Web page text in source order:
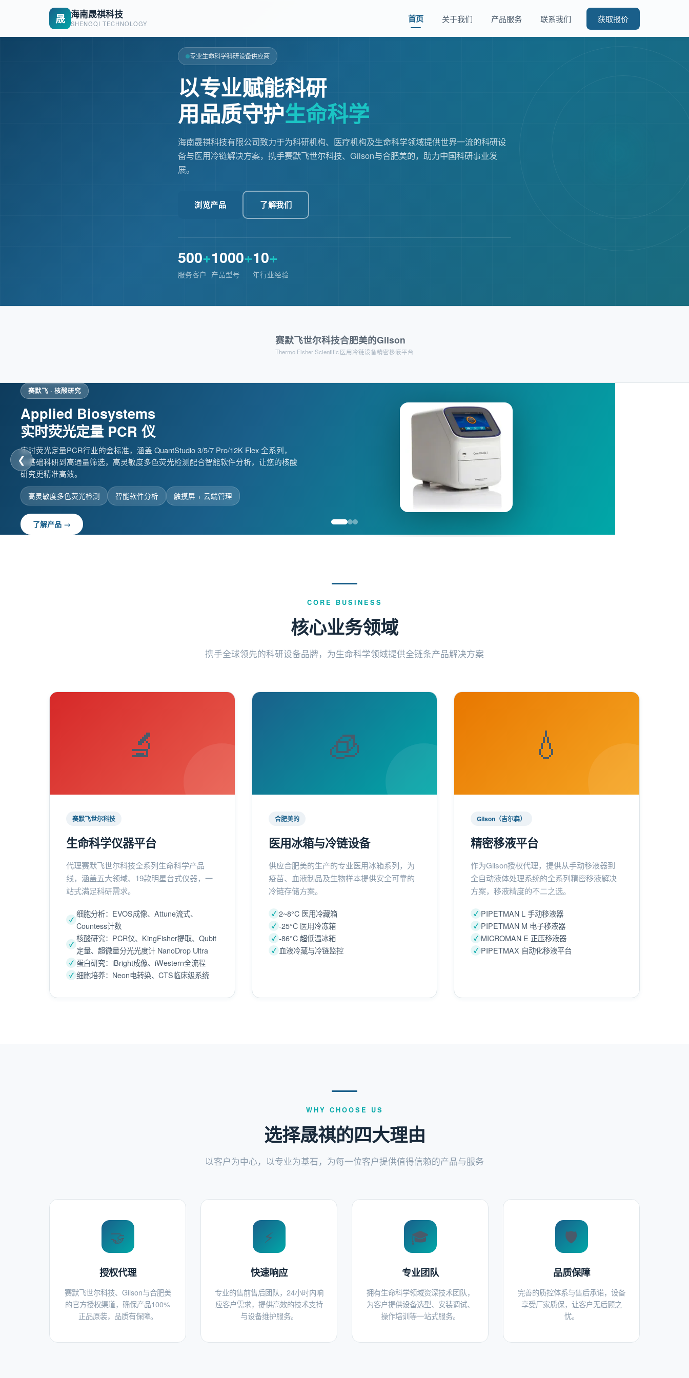
晟 海南晟祺科技
SHENGQI TECHNOLOGY 首页 关于我们 产品服务 联系我们 获取报价
专业生命科学科研设备供应商
以专业赋能科研
用品质守护生命科学
海南晟祺科技有限公司致力于为科研机构、医疗机构及生命科学领域提供世界一流的科研设
备与医用冷链解决方案，携手赛默飞世尔科技、Gilson与合肥美的，助力中国科研事业发
展。
浏览产品 了解我们
500+
服务客户
1000+
产品型号
10+
年行业经验
赛默飞世尔科技
Thermo Fisher Scientific
合肥美的
医用冷链设备
Gilson
精密移液平台
赛默飞 · 核酸研究
Applied Biosystems
实时荧光定量 PCR 仪
实时荧光定量PCR行业的金标准，涵盖 QuantStudio 3/5/7 Pro/12K Flex 全系列，
从基础科研到高通量筛选，高灵敏度多色荧光检测配合智能软件分析，让您的核酸
研究更精准高效。
高灵敏度多色荧光检测 智能软件分析 触摸屏 + 云端管理
了解产品 →
合肥美的 · 医用冷链
-86°C 超低温
医用冰箱系列
为疫苗、血液制品及生物样本提供安全可靠的超低温存储方案。复叠式制冷系统搭
配VIP真空保温技术，断电72小时仍保持-70°C，全方位保障您的珍贵样本安全。
VIP真空保温技术 断电72小时保温 多重报警系统
了解产品 →
❮
CORE BUSINESS
核心业务领域
携手全球领先的科研设备品牌，为生命科学领域提供全链条产品解决方案
🔬
赛默飞世尔科技
生命科学仪器平台
代理赛默飞世尔科技全系列生命科学产品
线，涵盖五大领域、19款明星台式仪器，一
站式满足科研需求。
细胞分析：EVOS成像、Attune流式、
Countess计数
核酸研究：PCR仪、KingFisher提取、Qubit
定量、超微量分光光度计 NanoDrop Ultra
蛋白研究：iBright成像、iWestern全流程
细胞培养：Neon电转染、CTS临床级系统
🧊
合肥美的
医用冰箱与冷链设备
供应合肥美的生产的专业医用冰箱系列，为
疫苗、血液制品及生物样本提供安全可靠的
冷链存储方案。
2~8°C 医用冷藏箱
-25°C 医用冷冻箱
-86°C 超低温冰箱
血液冷藏与冷链监控
💧
Gilson（吉尔森）
精密移液平台
作为Gilson授权代理，提供从手动移液器到
全自动液体处理系统的全系列精密移液解决
方案，移液精度的不二之选。
PIPETMAN L 手动移液器
PIPETMAN M 电子移液器
MICROMAN E 正压移液器
PIPETMAX 自动化移液平台
WHY CHOOSE US
选择晟祺的四大理由
以客户为中心，以专业为基石，为每一位客户提供值得信赖的产品与服务
🤝
授权代理
赛默飞世尔科技、Gilson与合肥美
的官方授权渠道，确保产品100%
正品原装，品质有保障。
⚡
快速响应
专业的售前售后团队，24小时内响
应客户需求，提供高效的技术支持
与设备维护服务。
🎓
专业团队
拥有生命科学领域资深技术团队，
为客户提供设备选型、安装调试、
操作培训等一站式服务。
🛡️
品质保障
完善的质控体系与售后承诺，设备
享受厂家质保，让客户无后顾之
忧。